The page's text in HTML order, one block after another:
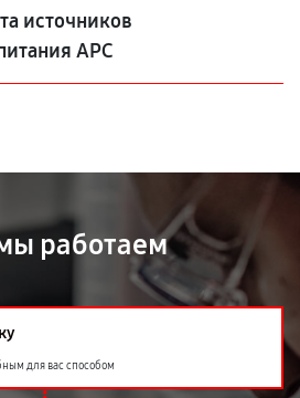
источников
APC
работаем
для вас способом